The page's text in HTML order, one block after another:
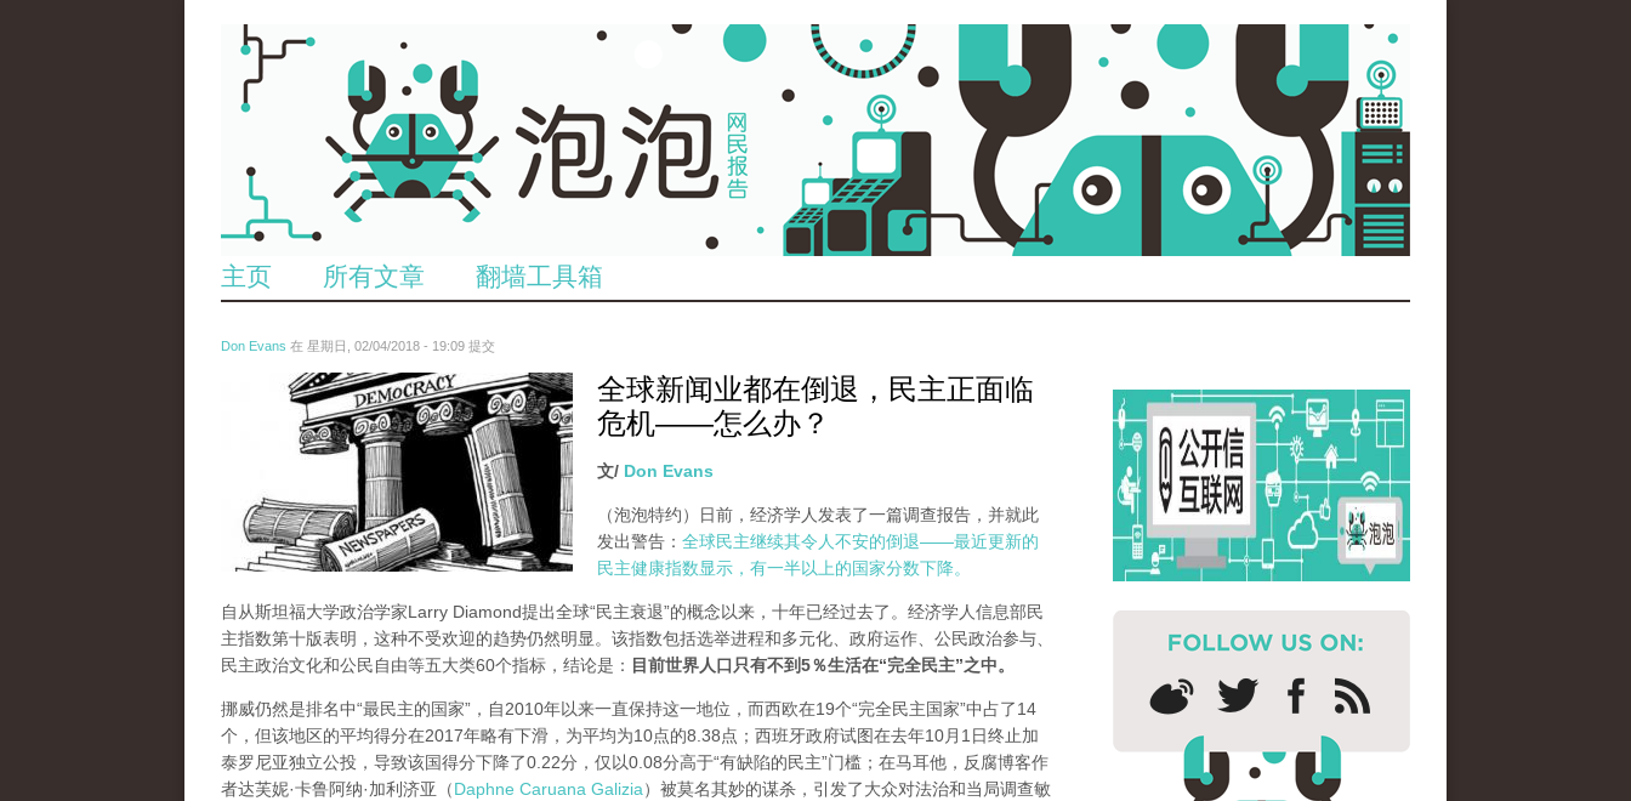
主页 所有文章 翻墙工具箱
Don Evans 在 星期日, 02/04/2018 - 19:09 提交
wechatimg1287.jpeg
全球新闻业都在倒退，民主正面临
危机——怎么办？
文/ Don Evans
（泡泡特约）
日前，经济学人发表了一篇调查报告，并就此
发出警告： 全球民主继续其令人不安的倒退——最近更新的
民主健康指数显示，有一半以上的国家分数下降。
自从斯坦福大学政治学家Larry Diamond提出全球“民主衰退”的概念以来，十年已经过去了。经济学人信息部民
主指数第十版表明，这种不受欢迎的趋势仍然明显。该指数包括选举进程和多元化、政府运作、公民政治参与、
民主政治文化和公民自由等五大类60个指标，结论是： 目前世界人口只有不到5％生活在“完全民主”之中。
挪威仍然是排名中“最民主的国家”，自2010年以来一直保持这一地位，而西欧在19个“完全民主国家”中占了14
个，但该地区的平均得分在2017年略有下滑，为平均为10点的8.38点；西班牙政府试图在去年10月1日终止加
泰罗尼亚独立公投，导致该国得分下降了0.22分，仅以0.08分高于“有缺陷的民主”门槛；在马耳他，反腐博客作
者达芙妮·卡鲁阿纳·加利济亚（Daphne Caruana Galizia）被莫名其妙的谋杀，引发了大众对法治和当局调查敏